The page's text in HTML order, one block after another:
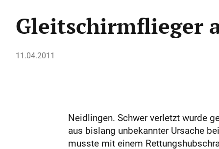
Gleitschirmflieger
11.04.2011
Neidlingen. Schwer verletzt wurde
aus bislang unbekannter Ursache
musste mit einem